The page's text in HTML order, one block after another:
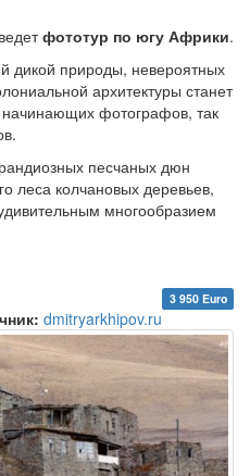
фототур по югу Африки.
дикой природы, невероятных
архитектуры станет
фотографов, так
песчаных дюн
леса колчановых деревьев,
многообразием
3 950 Euro
dmitryarkhipov.ru